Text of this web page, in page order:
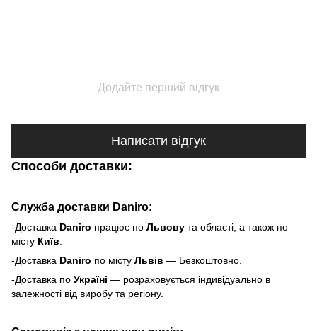
Додайте перший відгук
Написати відгук
Способи доставки:
Служба доставки Daniro:
-Доставка Daniro працює по Львову та області, а також по
місту Київ
-Доставка Daniro по місту Львів — Безкоштовно.
-Доставка по Україні — розраховується індивідуально в
залежності від виробу та регіону.